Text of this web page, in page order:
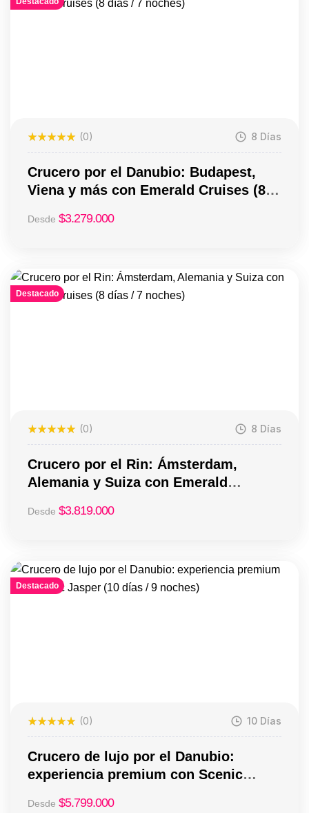
(0) 8 Días
Crucero por el Danubio: Budapest,
Viena y más con Emerald Cruises (8
Desde $3.279.000
Destacado
(0) 8 Días
Crucero por el Rin: Ámsterdam,
Alemania y Suiza con Emerald
Desde $3.819.000
Destacado
(0) 10 Días
Crucero de lujo por el Danubio:
experiencia premium con Scenic
Desde $5.799.000